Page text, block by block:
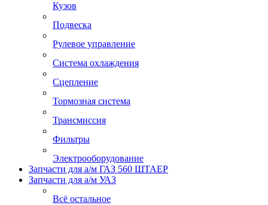
Кузов
Подвеска
Рулевое управление
Система охлаждения
Сцепление
Тормозная система
Трансмиссия
Фильтры
Электрооборудование
Запчасти для а/м ГАЗ 560 ШТАЕР
Запчасти для а/м УАЗ
Всё остальное